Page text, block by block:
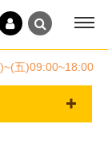
，國